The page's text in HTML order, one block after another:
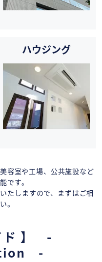
ハウジング
容室や工場、公共施設など
です。
たしますので、まずはご相
。
ド 】 -
-